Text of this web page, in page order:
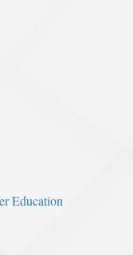
Education